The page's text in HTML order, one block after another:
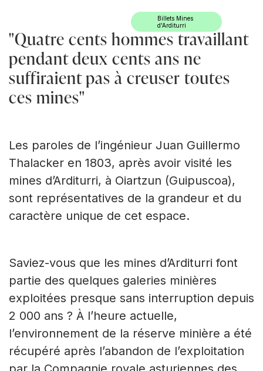
Ir directamente al contenido
Billets Mines
d'Arditurri
"Quatre cents hommes travaillant
pendant deux cents ans ne
suffiraient pas à creuser toutes
ces mines"
Les paroles de l’ingénieur Juan Guillermo
Thalacker en 1803, après avoir visité les
mines d’Arditurri, à Oiartzun (Guipuscoa),
sont représentatives de la grandeur et du
caractère unique de cet espace.
Saviez-vous que les mines d’Arditurri font
partie des quelques galeries minières
exploitées presque sans interruption depuis
2 000 ans ? À l’heure actuelle,
l’environnement de la réserve minière a été
récupéré après l’abandon de l’exploitation